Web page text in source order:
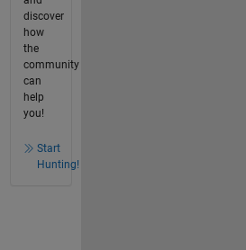
discover
how
the
community
can
help
you!
Start
Hunting!